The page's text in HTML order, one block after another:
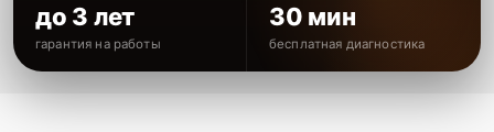
до 3 лет
гарантия на работы
30 мин
бесплатная диагностика